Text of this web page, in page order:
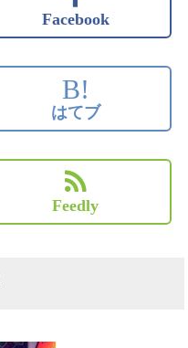
Facebook
B!
はてブ
Feedly